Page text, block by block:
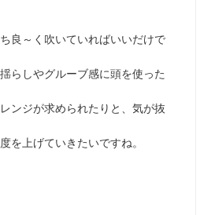
良～く吹いていればいいだけで
らしやグルーブ感に頭を使った
ンジが求められたりと、気が抜
を上げていきたいですね。